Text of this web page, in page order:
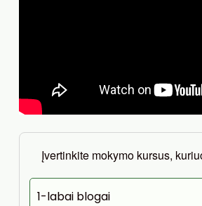
Įvertinkite mokymo kursus,
1-labai blogai